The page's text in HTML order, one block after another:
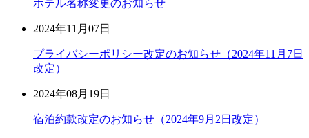
ホテル名称変更のお知らせ
2024年11月07日
プライバシーポリシー改定のお知らせ（2024年11月7日
改定）
2024年08月19日
宿泊約款改定のお知らせ（2024年9月2日改定）